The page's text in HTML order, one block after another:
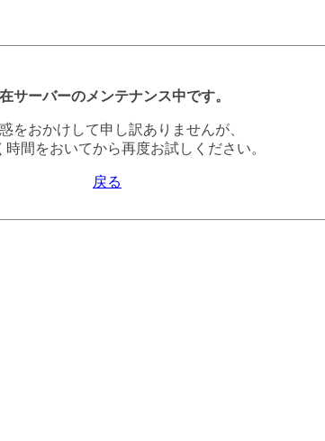
サーバーのメンテナンス中です。
をおかけして申し訳ありませんが、
時間をおいてから再度お試しください。
戻る